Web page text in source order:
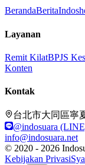
BerandaBerita
Layanan
Remit KilatBPJS
Konten
Kontak
台北市大同區寧
@indosuara
info@indosuara.net
© 2020 - 2026
Kebijakan Privasi